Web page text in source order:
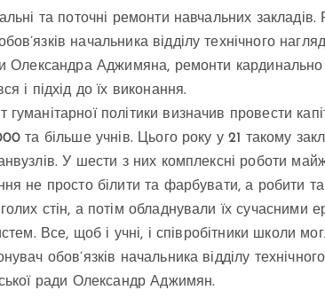
та поточні ремонти навчальних
начальника відділу технічного
Олександра Аджимяна, ремонти
і підхід до їх виконання.
політики визначив провести
та більше учнів. Цього року у 21 такому
У шести з них комплексні роботи
не просто білити та фарбувати, а робити
стін, а потім обладнували їх сучасними
Все, щоб і учні, і співробітники школи
обов’язків начальника відділу
ради Олександр Аджимян.